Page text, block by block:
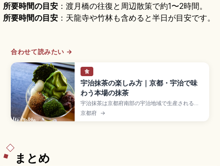
所要時間の目安 ：渡月橋の往復と周辺散策で約1〜2時間。
所要時間の目安 ：天龍寺や竹林も含めると半日が目安です。
合わせて読みたい →
食
宇治抹茶の楽しみ方｜京都・宇治で味
わう本場の抹茶
宇治抹茶は京都府南部の宇治地域で生産される日
本三大茶のひとつで、川霧と寒暖差が育む豊かな
甘みと香りが特徴の伝統茶。1191年に栄西禅師が
京都府 →
まとめ